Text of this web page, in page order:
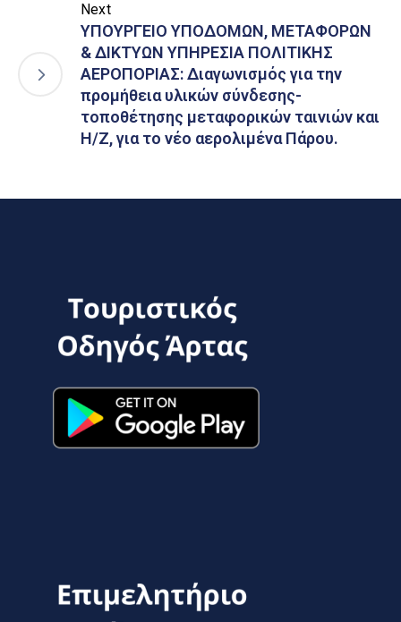
Next
ΥΠΟΥΡΓΕΙΟ ΥΠΟΔΟΜΩΝ, ΜΕΤΑΦΟΡΩΝ
& ΔΙΚΤΥΩΝ ΥΠΗΡΕΣΙΑ ΠΟΛΙΤΙΚΗΣ
ΑΕΡΟΠΟΡΙΑΣ: Διαγωνισμός για την
προμήθεια υλικών σύνδεσης-
τοποθέτησης μεταφορικών ταινιών και
Η/Ζ, για το νέο αερολιμένα Πάρου.